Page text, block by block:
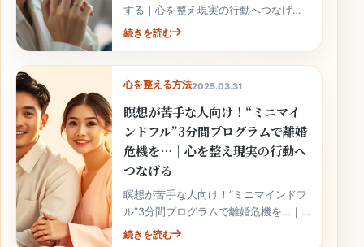
する｜心を整え現実の行動へつなげる
では、相手を急かさず、原因を分け
続きを読む
心を整える方法2025.03.31
瞑想が苦手な人向け！“ミニマイ
ンドフル”3分間プログラムで離婚
危機を…｜心を整え現実の行動へ
つなげる
瞑想が苦手な人向け！“ミニマインドフ
ル”3分間プログラムで離婚危機を…｜
心を整え現実の行動へつなげるでは、
続きを読む